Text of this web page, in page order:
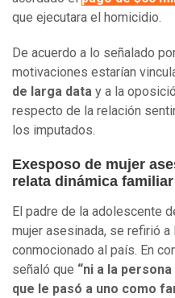
que ejecutara el homicidio.
De acuerdo a lo señalado
motivaciones estarían
de larga data y a la
respecto de la relación
los imputados.
Exesposo de mujer
relata dinámica familiar
El padre de la adolescente
mujer asesinada, se refirió
conmocionado al país. En
señaló que “ni a la
que le pasó a uno como